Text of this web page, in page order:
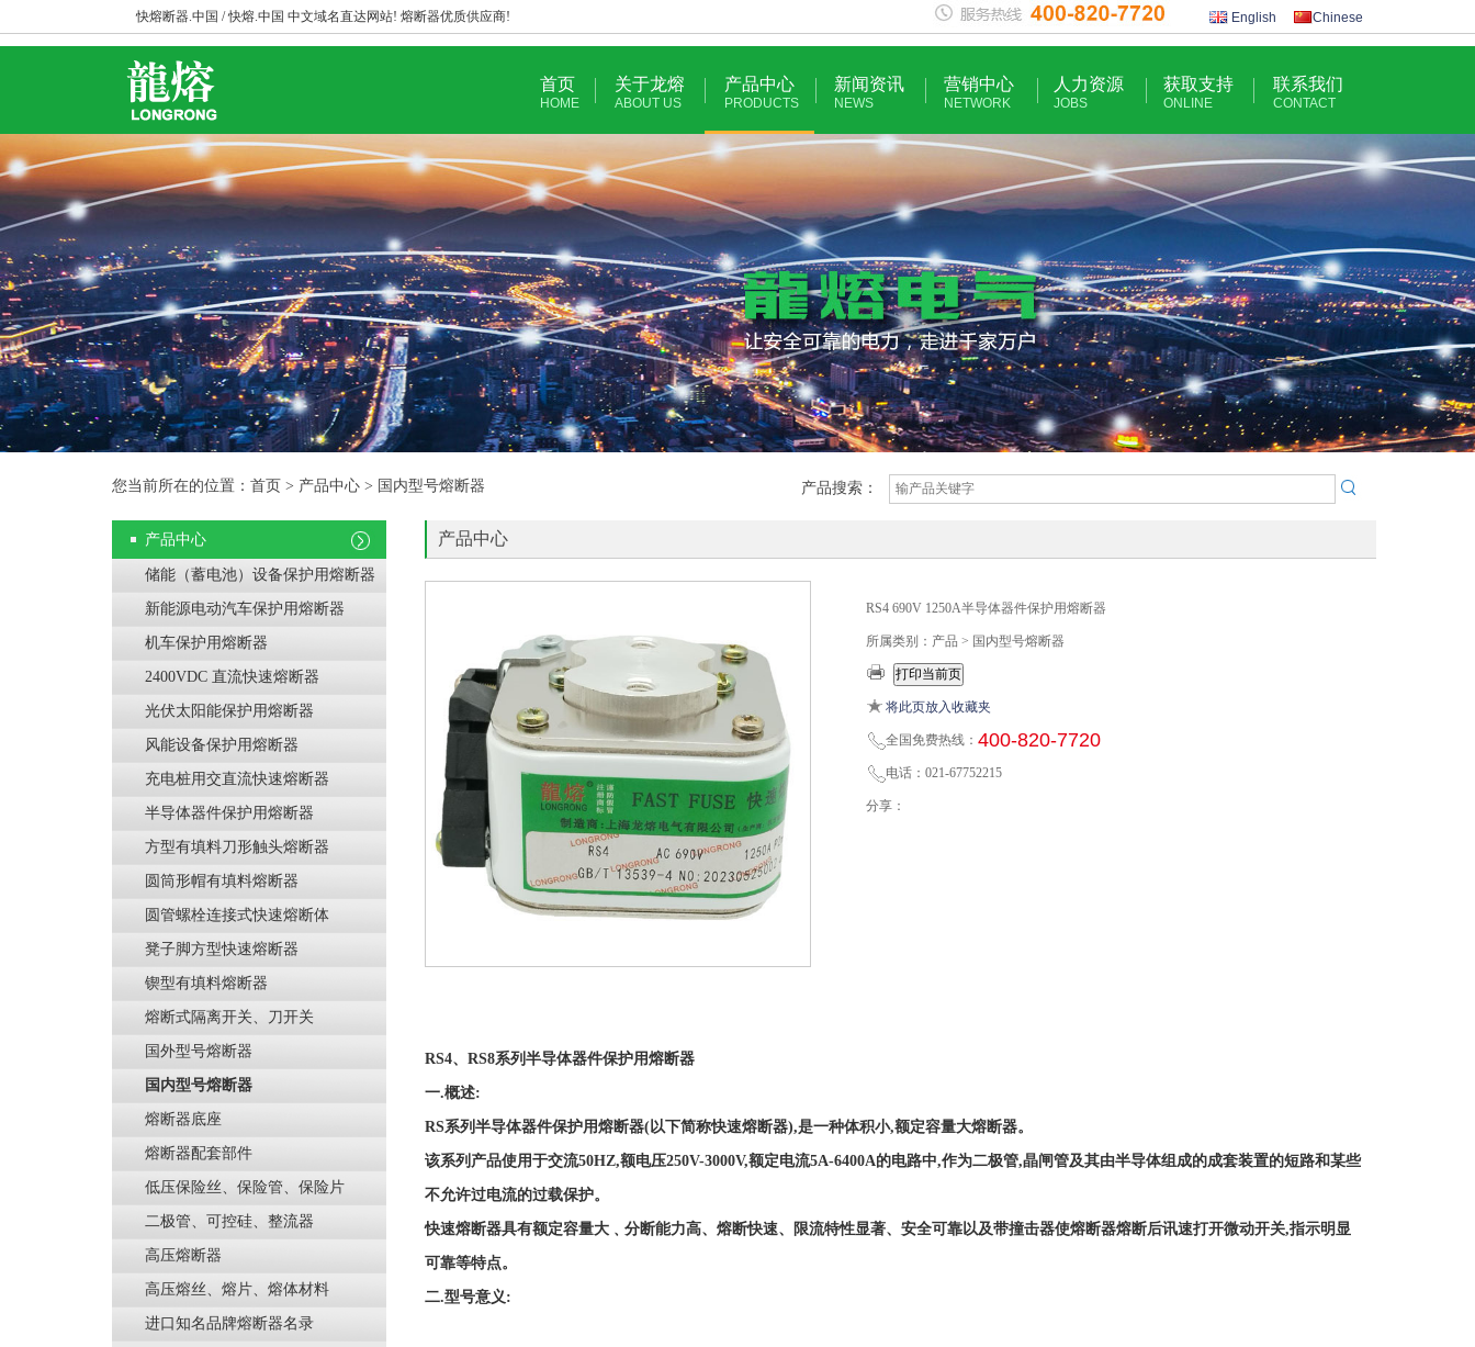
快熔断器.中国 / 快熔.中国 中文域名直达网站! 熔断器优质供应商! English Chinese
首页
HOME
关于龙熔
ABOUT US
产品中心
PRODUCTS
新闻资讯
NEWS
营销中心
NETWORK
人力资源
JOBS
获取支持
ONLINE
联系我们
CONTACT
您当前所在的位置：首页 > 产品中心 > 国内型号熔断器 产品搜索：
产品中心
储能（蓄电池）设备保护用熔断器
新能源电动汽车保护用熔断器
机车保护用熔断器
2400VDC 直流快速熔断器
光伏太阳能保护用熔断器
风能设备保护用熔断器
充电桩用交直流快速熔断器
半导体器件保护用熔断器
方型有填料刀形触头熔断器
圆筒形帽有填料熔断器
圆管螺栓连接式快速熔断体
凳子脚方型快速熔断器
锲型有填料熔断器
熔断式隔离开关、刀开关
国外型号熔断器
国内型号熔断器
熔断器底座
熔断器配套部件
低压保险丝、保险管、保险片
二极管、可控硅、整流器
高压熔断器
高压熔丝、熔片、熔体材料
进口知名品牌熔断器名录
产品中心
RS4 690V 1250A半导体器件保护用熔断器
所属类别：产品 > 国内型号熔断器
将此页放入收藏夹
全国免费热线： 400-820-7720
电话：021-67752215
分享：
RS4、RS8系列半导体器件保护用熔断器
一.概述:
RS系列半导体器件保护用熔断器(以下简称快速熔断器),是一种体积小,额定容量大熔断器。
该系列产品使用于交流50HZ,额电压250V-3000V,额定电流5A-6400A的电路中,作为二极管,晶闸管及其由半导体组成的成套装置的短路和某些
不允许过电流的过载保护。
快速熔断器具有额定容量大﹑分断能力高、熔断快速、限流特性显著、安全可靠以及带撞击器使熔断器熔断后讯速打开微动开关,指示明显
可靠等特点。
二.型号意义: